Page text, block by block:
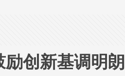
创新基调明朗